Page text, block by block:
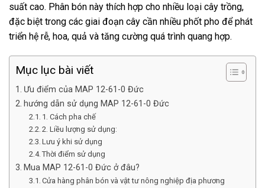
suất cao. Phân bón này thích hợp cho nhiều loại cây trồng,
đặc biệt trong các giai đoạn cây cần nhiều phốt pho để phát
triển hệ rễ, hoa, quả và tăng cường quá trình quang hợp.
Mục lục bài viết
Ưu điểm của MAP 12-61-0 Đức
hướng dẫn sử dụng MAP 12-61-0 Đức
1. Cách pha chế
2. Liều lượng sử dụng:
Lưu ý khi sử dụng
Thời điểm sử dụng
Mua MAP 12-61-0 Đức ở đâu?
Cửa hàng phân bón và vật tư nông nghiệp địa phương